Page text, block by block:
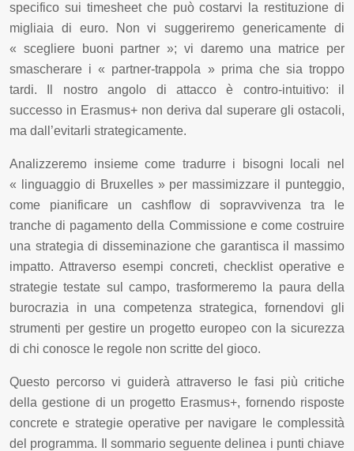
specifico sui timesheet che può costarvi la restituzione di
migliaia di euro. Non vi suggeriremo genericamente di
« scegliere buoni partner »; vi daremo una matrice per
smascherare i « partner-trappola » prima che sia troppo
tardi. Il nostro angolo di attacco è contro-intuitivo: il
successo in Erasmus+ non deriva dal superare gli ostacoli,
ma dall’evitarli strategicamente.
Analizzeremo insieme come tradurre i bisogni locali nel
« linguaggio di Bruxelles » per massimizzare il punteggio,
come pianificare un cashflow di sopravvivenza tra le
tranche di pagamento della Commissione e come costruire
una strategia di disseminazione che garantisca il massimo
impatto. Attraverso esempi concreti, checklist operative e
strategie testate sul campo, trasformeremo la paura della
burocrazia in una competenza strategica, fornendovi gli
strumenti per gestire un progetto europeo con la sicurezza
di chi conosce le regole non scritte del gioco.
Questo percorso vi guiderà attraverso le fasi più critiche
della gestione di un progetto Erasmus+, fornendo risposte
concrete e strategie operative per navigare le complessità
del programma. Il sommario seguente delinea i punti chiave